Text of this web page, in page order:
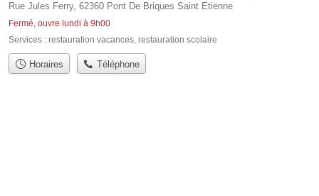
Rue Jules Ferry, 62360 Pont De Briques Saint Etienne
Fermé, ouvre lundi à 9h00
Services : restauration vacances, restauration scolaire
Horaires Téléphone